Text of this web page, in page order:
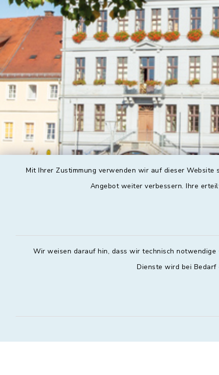
Mit Ihrer Zustimmung verwenden wir auf dieser
Angebot weiter verbessern. Ihre
Wir weisen darauf hin, dass wir technisch
Dienste wird bei